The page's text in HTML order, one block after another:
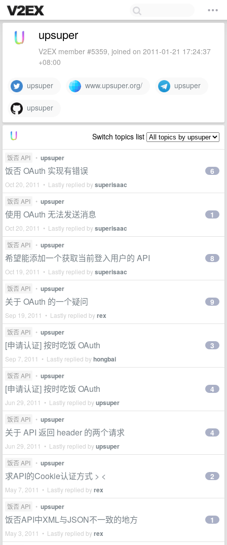
upsuper
V2EX member #5359, joined on 2011-01-21 17:24:37
+08:00
upsuper www.upsuper.org/ upsuper
upsuper
Switch topics list
饭否 API • upsuper
饭否 OAuth 实现有错误
Oct 20, 2011 • Lastly replied bysuperisaac
6
饭否 API • upsuper
使用 OAuth 无法发送消息
Oct 20, 2011 • Lastly replied bysuperisaac
1
饭否 API • upsuper
希望能添加一个获取当前登入用户的 API
Oct 19, 2011 • Lastly replied bysuperisaac
8
饭否 API • upsuper
关于 OAuth 的一个疑问
Sep 19, 2011 • Lastly replied byrex
9
饭否 API • upsuper
[申请认证] 按时吃饭 OAuth
Sep 7, 2011 • Lastly replied byhongbai
3
饭否 API • upsuper
[申请认证] 按时吃饭 OAuth
Jun 29, 2011 • Lastly replied byupsuper
4
饭否 API • upsuper
关于 API 返回 header 的两个请求
Jun 29, 2011 • Lastly replied byupsuper
4
饭否 API • upsuper
求API的Cookie认证方式 > <
May 7, 2011 • Lastly replied byrex
2
饭否 API • upsuper
饭否API中XML与JSON不一致的地方
May 3, 2011 • Lastly replied byrex
1